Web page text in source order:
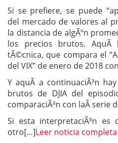
Si se prefiere, se puede
del mercado de valores al
la distancia de algÃºn
los precios brutos.
tÃ©cnica, que compara el
del VIX” de enero de 2018
Y aquÃ­ a continuaciÃ³n
brutos de DJIA del
comparaciÃ³n con laÂ serie
Si esta interpretaciÃ³n es
otro[…]Leer noticia